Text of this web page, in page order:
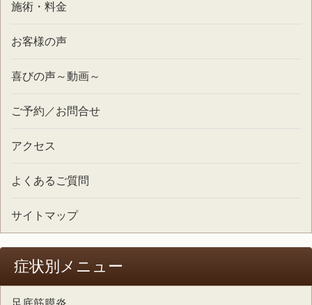
施術・料金
お客様の声
喜びの声～動画～
ご予約／お問合せ
アクセス
よくあるご質問
サイトマップ
症状別メニュー